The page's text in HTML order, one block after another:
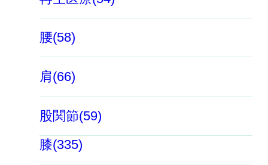
腰(58)
肩(66)
股関節(59)
膝(335)